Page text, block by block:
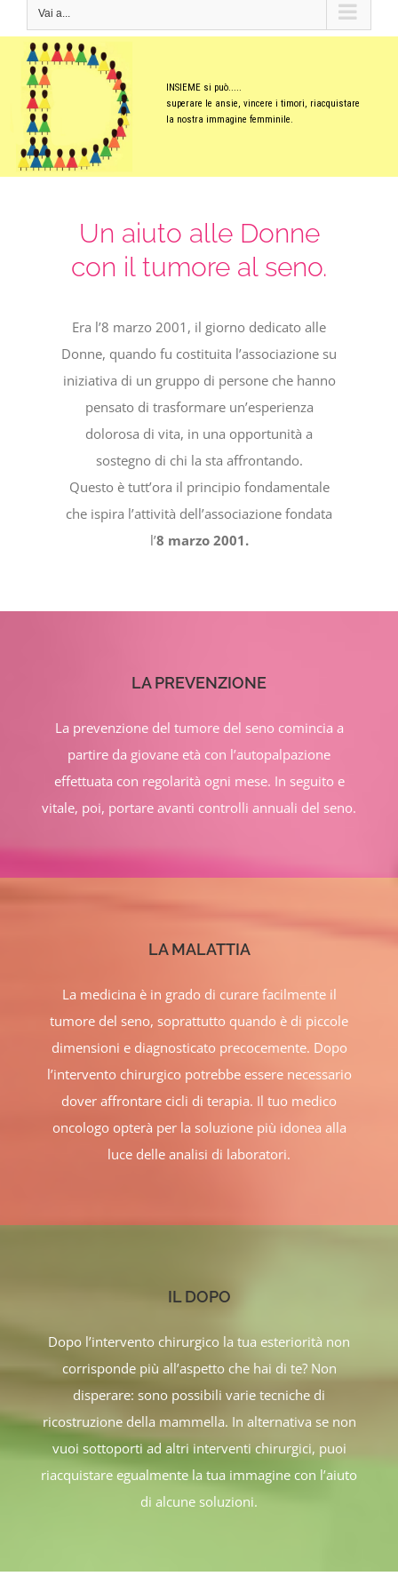
Vai a...
INSIEME si può.....
superare le ansie, vincere i timori, riacquistare
la nostra immagine femminile.
Un aiuto alle Donne
con il tumore al seno.
Era l’8 marzo 2001, il giorno dedicato alle
Donne, quando fu costituita l’associazione su
iniziativa di un gruppo di persone che hanno
pensato di trasformare un’esperienza
dolorosa di vita, in una opportunità a
sostegno di chi la sta affrontando.
Questo è tutt’ora il principio fondamentale
che ispira l’attività dell’associazione fondata
l’8 marzo 2001.
LA PREVENZIONE
La prevenzione del tumore del seno comincia a
partire da giovane età con l’autopalpazione
effettuata con regolarità ogni mese. In seguito e
vitale, poi, portare avanti controlli annuali del seno.
LA MALATTIA
La medicina è in grado di curare facilmente il
tumore del seno, soprattutto quando è di piccole
dimensioni e diagnosticato precocemente. Dopo
l’intervento chirurgico potrebbe essere necessario
dover affrontare cicli di terapia. Il tuo medico
oncologo opterà per la soluzione più idonea alla
luce delle analisi di laboratori.
IL DOPO
Dopo l’intervento chirurgico la tua esteriorità non
corrisponde più all’aspetto che hai di te? Non
disperare: sono possibili varie tecniche di
ricostruzione della mammella. In alternativa se non
vuoi sottoporti ad altri interventi chirurgici, puoi
riacquistare egualmente la tua immagine con l’aiuto
di alcune soluzioni.